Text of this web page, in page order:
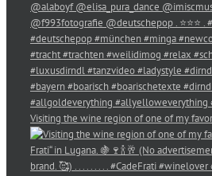
Visiting the wine region of one of my